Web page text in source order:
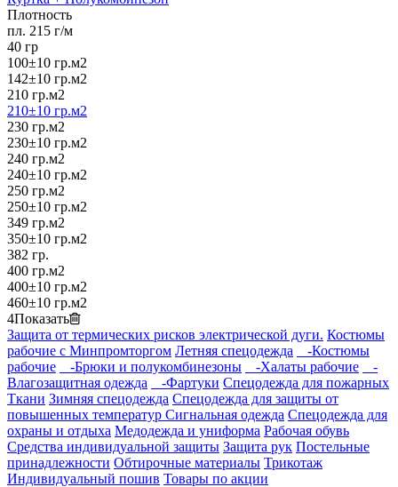
Плотность
пл. 215 г/м
40 гр
100±10 гр.м2
142±10 гр.м2
210 гр.м2
210±10 гр.м2
230 гр.м2
230±10 гр.м2
240 гр.м2
240±10 гр.м2
250 гр.м2
250±10 гр.м2
349 гр.м2
350±10 гр.м2
382 гр.
400 гр.м2
400±10 гр.м2
460±10 гр.м2
4Показать
Защита от термических рисков электрической дуги. Костюмы
рабочие с Минпромторгом Летняя спецодежда
-Костюмы
рабочие
-Брюки и полукомбинезоны -Халаты рабочие
-
Влагозащитная одежда
-Фартуки Спецодежда для пожарных
Ткани Зимняя спецодежда Спецодежда для защиты от
повышенных температур Сигнальная одежда Спецодежда для
охраны и отдыха Медодежда и униформа Рабочая обувь
Средства индивидуальной защиты Защита рук Постельные
принадлежности Обтирочные материалы Трикотаж
Индивидуальный пошив Товары по акции